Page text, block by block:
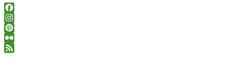
Facebook
Instagram
Pinterest
Flickr